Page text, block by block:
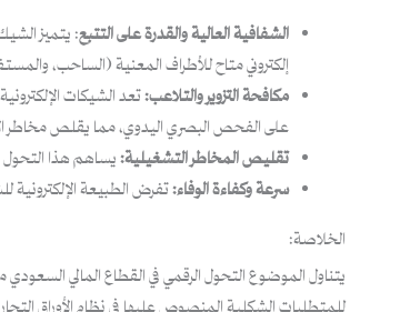
الشفافية العالية والقدرة على التتبع: يتميز
إلكتروني متاح للأطراف المعنية (الساحب،
مكافحة التزوير والتلاعب:تعد الشيكات
على الفحص البصري اليدوي، مما يقلص مخاطر
تقليص المخاطر التشغيلية:يساهم هذا التحول
سرعة وكفاءة الوفاء:تفرض الطبيعة الإلكترونية
الخلاصة:
يتناول الموضوع التحول الرقمي في القطاع المالي